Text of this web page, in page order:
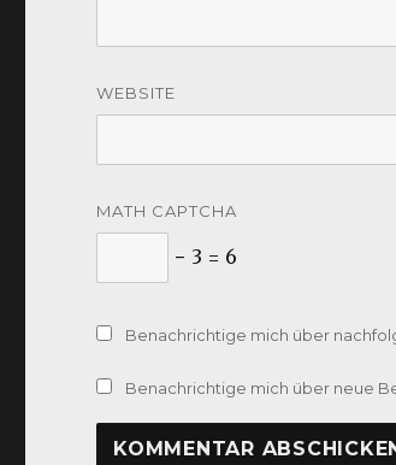
WEBSITE
MATH CAPTCHA
− 3 = 6
Benachrichtige mich über
Benachrichtige mich über neue